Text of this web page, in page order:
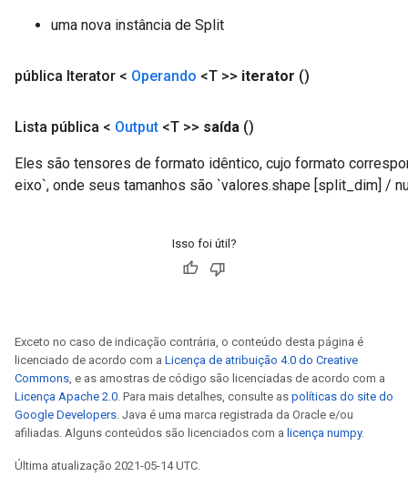
uma nova instância de Split
pública Iterator < Operando <T >> iterator ()
Lista pública < Output <T >> saída ()
Eles são tensores de formato idêntico, cujo formato
eixo`, onde seus tamanhos são `valores.shape [split_dim] /
Isso foi útil?
Exceto no caso de indicação contrária, o conteúdo desta página é
licenciado de acordo com a Licença de atribuição 4.0 do Creative
Commons, e as amostras de código são licenciadas de acordo com a
Licença Apache 2.0. Para mais detalhes, consulte as políticas do site do
Google Developers. Java é uma marca registrada da Oracle e/ou
afiliadas. Alguns conteúdos são licenciados com a licença numpy.
Última atualização 2021-05-14 UTC.